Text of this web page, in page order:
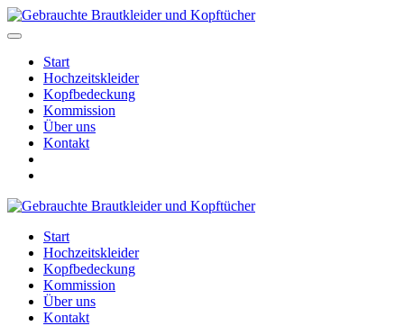
Start
Hochzeitskleider
Kopfbedeckung
Kommission
Über uns
Kontakt
Start
Hochzeitskleider
Kopfbedeckung
Kommission
Über uns
Kontakt